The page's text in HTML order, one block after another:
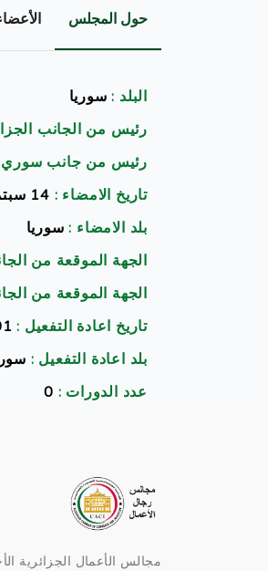
حول المجلس
البلد : سوريا
رئيس من الجانب
رئيس من جانب
تاريخ الامضاء :
بلد الامضاء : سوريا
الجهة الموقعة من
الجهة الموقعة من
تاريخ اعادة التفعيل :01 أكتوبر 2008
بلد اعادة التفعيل :
عدد الدورات : 0
مجالس الأعمال الجزائرية